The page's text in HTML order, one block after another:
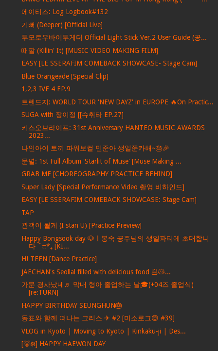
에이티즈: Log Logbook#132
기뻐 (Deeper) [Official Live]
투모로우바이투게더 Official Light Stick Ver.2 User Guide (공...
때깔 (Killin' It) [MUSIC VIDEO MAKING FILM]
EASY [LE SSERAFIM COMEBACK SHOWCASE- Stage Cam]
Blue Orangeade [Special Clip]
1,2,3 IVE 4 EP.9
트렌드지: WORLD TOUR 'NEW DAYZ' in EUROPE 🔥On Practic...
SUGA with 장이정 [[슈취타 EP.27]
키스오브라이프: 31st Anniversary HANTEO MUSIC AWARDS
2023...
나인아이 토끼 파워보컬 민준아 생일쭌카해~🎂🎉
문별: 1st Full Album 'Starlit of Muse' [Muse Making ...
GRAB ME [CHOREOGRAPHY PRACTICE BEHIND]
Super Lady [Special Performance Video 촬영 비하인드]
EASY [LE SSERAFIM COMEBACK SHOWCASE: Stage Cam]
TAP
관객이 될게 (I stan U) [Practice Preview]
Happy Bongsook day 🐶ㅣ봉숙 공주님의 생일파티에 초대합니
다 ˚ෆ*₊ [KI...
H! TEEN [Dance Practice]
JAECHAN's Seollal filled with delicious food 🥟😽...
가문 경사났네♬ 막내 형아 졸업하는 날🎓(+04즈 졸업식)
[re:TURN]
HAPPY BIRTHDAY SEUNGHUN🎂
동표와 함께 떠나는 그리스 ✈ #2 [미소로그😊 #39]
VLOG in Kyoto | Moving to Kyoto | Kinkaku-ji | Des...
[🐻‍❄️] HAPPY HAEWON DAY